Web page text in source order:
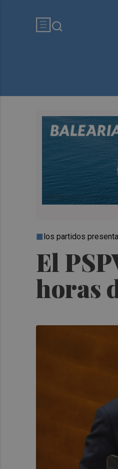
El
horas
los partidos